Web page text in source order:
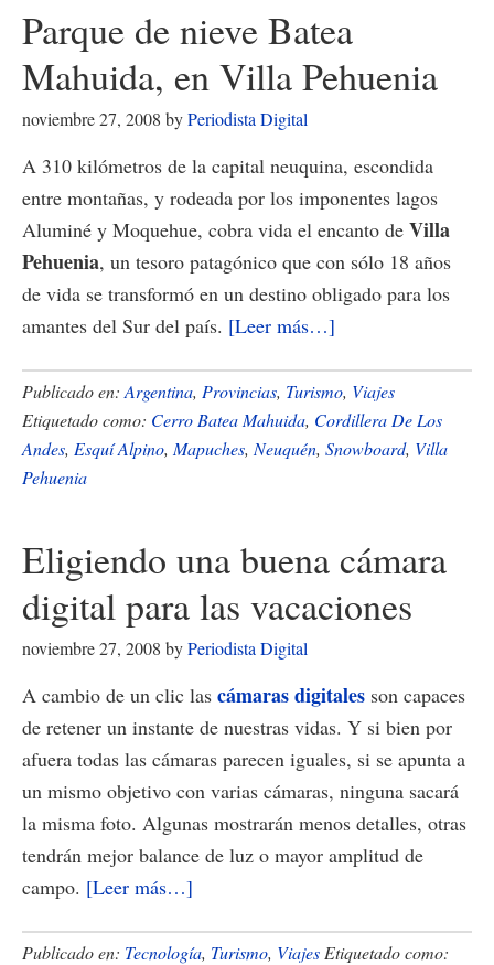
de
España
Parque de nieve Batea
Mahuida, en Villa Pehuenia
noviembre 27, 2008 byPeriodista Digital
A 310 kilómetros de la capital neuquina, escondida
entre montañas, y rodeada por los imponentes lagos
Aluminé y Moquehue, cobra vida el encanto de Villa
Pehuenia, un tesoro patagónico que con sólo 18 años
de vida se transformó en un destino obligado para los
amantes del Sur del país. [Leer más…]
Parque
de
nieve
Villa
Pehuenia
Publicado en: Argentina, Provincias, Turismo, Viajes
Etiquetado como: Cerro Batea Mahuida, Cordillera De Los
Andes, Esquí Alpino, Mapuches, Neuquén, Snowboard, Villa
Pehuenia
Eligiendo una buena cámara
digital para las vacaciones
noviembre 27, 2008 byPeriodista Digital
A cambio de un clic las cámaras digitales son capaces
de retener un instante de nuestras vidas. Y si bien por
afuera todas las cámaras parecen iguales, si se apunta a
un mismo objetivo con varias cámaras, ninguna sacará
la misma foto. Algunas mostrarán menos detalles, otras
tendrán mejor balance de luz o mayor amplitud de
campo. [Leer más…]
Eligiendo
Publicado en: Tecnología, Turismo, Viajes Etiquetado como: